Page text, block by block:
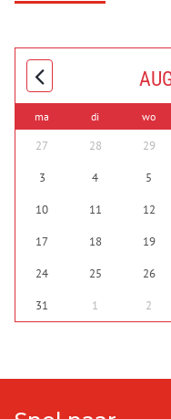
ma di wo
27 28 29
3 4 5
10 11 12
17 18 19
24 25 26
31 1 2